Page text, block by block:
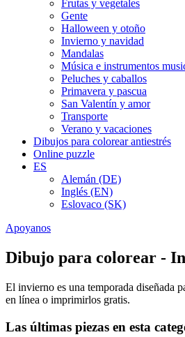
Frutas y vegetales
Gente
Halloween y otoño
Invierno y navidad
Mandalas
Música e instrumentos
Peluches y caballos
Primavera y pascua
San Valentín y amor
Transporte
Verano y vacaciones
Dibujos para colorear antiestrés
Online puzzle
ES
Alemán (DE)
Inglés (EN)
Eslovaco (SK)
Apoyanos
Dibujo para colorear -
El invierno es una temporada diseñada
en línea o imprimirlos gratis.
Las últimas piezas en esta